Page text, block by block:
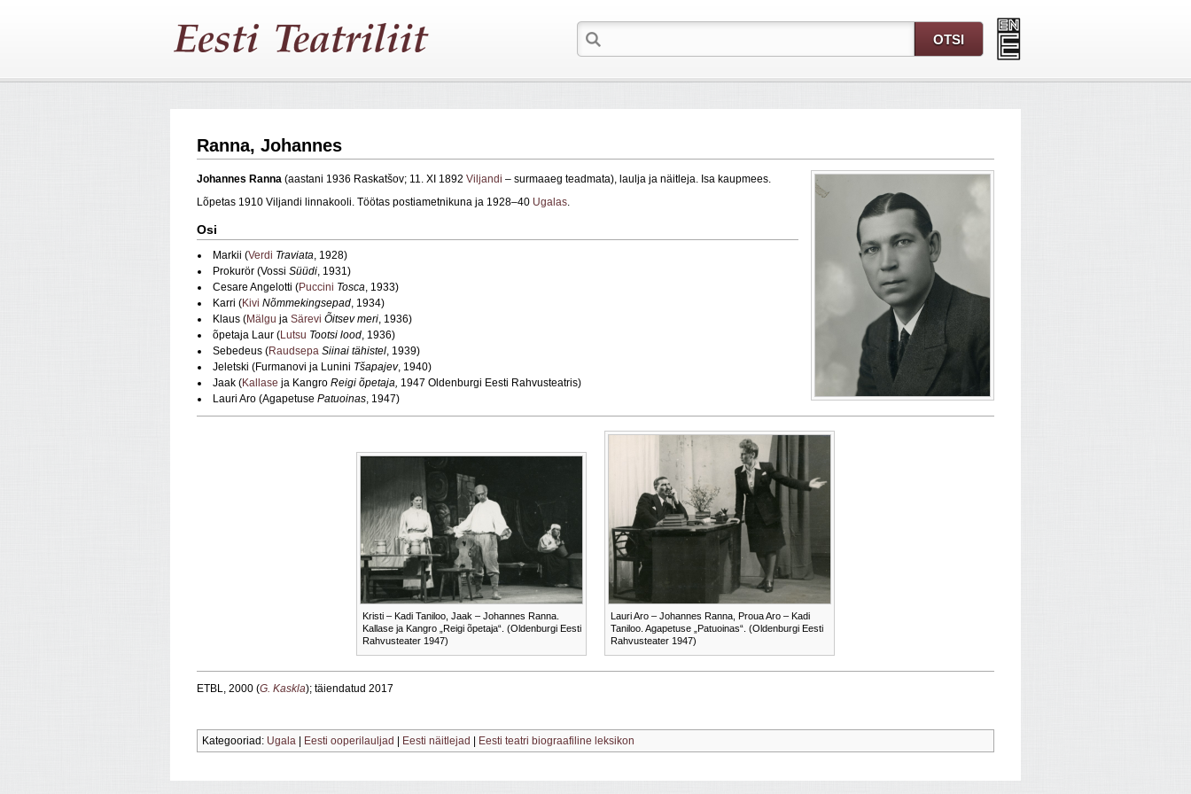
Ranna, Johannes
Johannes Ranna (aastani 1936 Raskatšov; 11. XI 1892 Viljandi – surmaaeg teadmata), laulja ja näitleja. Isa kaupmees.
Lõpetas 1910 Viljandi linnakooli. Töötas postiametnikuna ja 1928–40 Ugalas.
Osi
Markii (Verdi Traviata, 1928)
Prokurör (Vossi Süüdi, 1931)
Cesare Angelotti (Puccini Tosca, 1933)
Karri (Kivi Nõmmekingsepad, 1934)
Klaus (Mälgu ja Särevi Õitsev meri, 1936)
õpetaja Laur (Lutsu Tootsi lood, 1936)
Sebedeus (Raudsepa Siinai tähistel, 1939)
Jeletski (Furmanovi ja Lunini Tšapajev, 1940)
Jaak (Kallase ja Kangro Reigi õpetaja, 1947 Oldenburgi Eesti Rahvusteatris)
Lauri Aro (Agapetuse Patuoinas, 1947)
Kristi – Kadi Taniloo, Jaak – Johannes Ranna.
Kallase ja Kangro „Reigi õpetaja“. (Oldenburgi Eesti
Rahvusteater 1947)
Lauri Aro – Johannes Ranna, Proua Aro – Kadi
Taniloo. Agapetuse „Patuoinas“. (Oldenburgi Eesti
Rahvusteater 1947)
ETBL, 2000 (G. Kaskla); täiendatud 2017
Kategooriad: Ugala | Eesti ooperilauljad | Eesti näitlejad | Eesti teatri biograafiline leksikon